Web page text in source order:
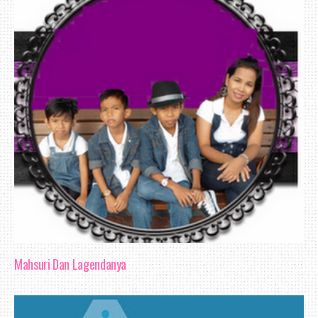
Nak bercerita mengenai blog review,
tak begitu pandai untuk membuat
Mungkin cukup sekadar aku
bulan Mac ni berkaitan penghebahan
hehee..
Mahsuri Dan Lagendanya